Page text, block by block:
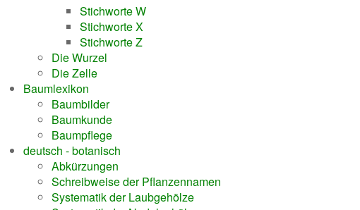
Stichworte W
Stichworte X
Stichworte Z
Die Wurzel
Die Zelle
Baumlexikon
Baumbilder
Baumkunde
Baumpflege
deutsch - botanisch
Abkürzungen
Schreibweise der Pflanzennamen
Systematik der Laubgehölze